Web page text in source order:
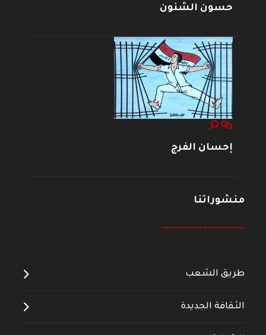
حسون الشنون
إحسان الفرج
منشوراتنا
--------------------
طريق الشعب
الثقافة الجديدة